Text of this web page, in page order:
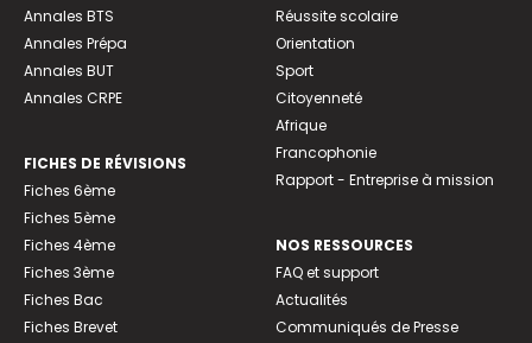
Annales BTS
Annales Prépa
Annales BUT
Annales CRPE
FICHES DE RÉVISIONS
Fiches 6ème
Fiches 5ème
Fiches 4ème
Fiches 3ème
Fiches Bac
Fiches Brevet
Réussite scolaire
Orientation
Sport
Citoyenneté
Afrique
Francophonie
Rapport - Entreprise à mission
NOS RESSOURCES
FAQ et support
Actualités
Communiqués de Presse